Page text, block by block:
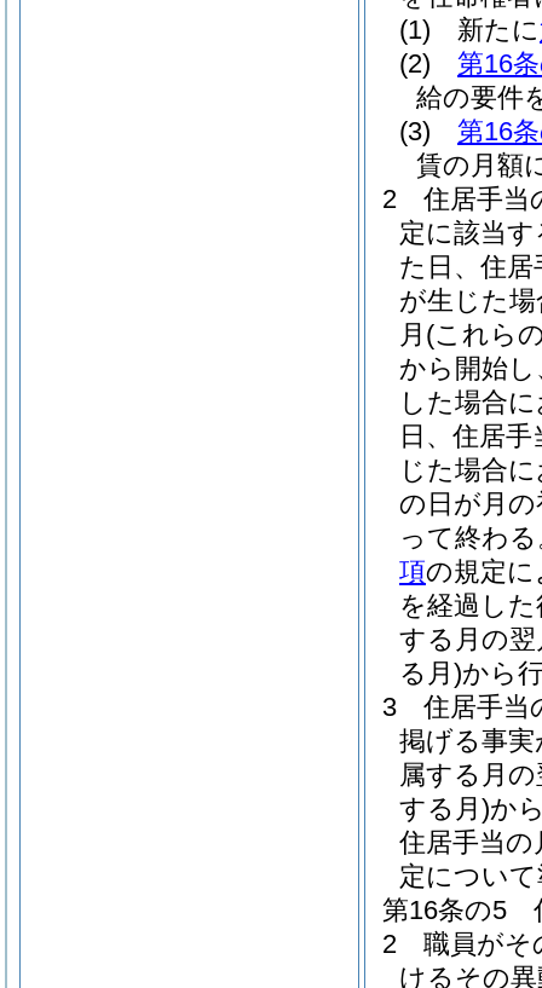
(1)
新たに
(2)
第16
給の要件
(3)
第16
賃の月額
2
住居手当
定に該当
た日、住
が生じた
月 (これら
から開始
した場合
日、住居
じた場合
の日が月
って終わ
項の規定
を経過し
する月の翌
る月)から
3
住居手当
掲げる事
属する月
する月)か
住居手当
定につい
第16条の5
2
職員がそ
けるその